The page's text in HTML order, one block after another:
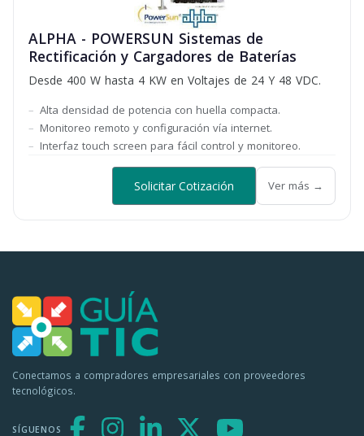
ALPHA - POWERSUN Sistemas de
Rectificación y Cargadores de Baterías
Desde 400 W hasta 4 KW en Voltajes de 24 Y 48 VDC.
Alta densidad de potencia con huella compacta.
Monitoreo remoto y configuración vía internet.
Interfaz touch screen para fácil control y monitoreo.
Solicitar Cotización Ver más →
Conectamos a compradores empresariales con proveedores
tecnológicos.
SÍGUENOS